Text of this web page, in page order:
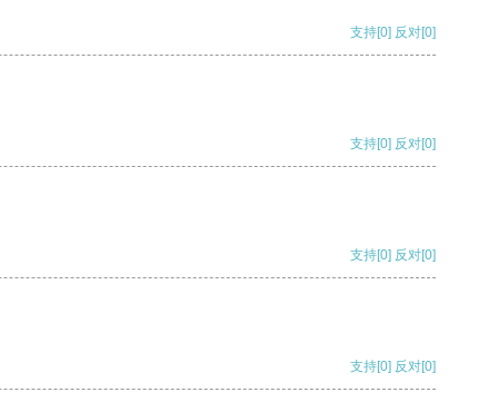
支持[0] 反对[0]
支持[0] 反对[0]
支持[0] 反对[0]
支持[0] 反对[0]